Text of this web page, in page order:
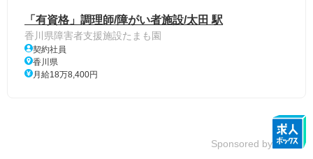
「有資格」調理師/障がい者施設/太田 駅
香川県障害者支援施設たまも園
契約社員
香川県
月給18万8,400円
Sponsored by